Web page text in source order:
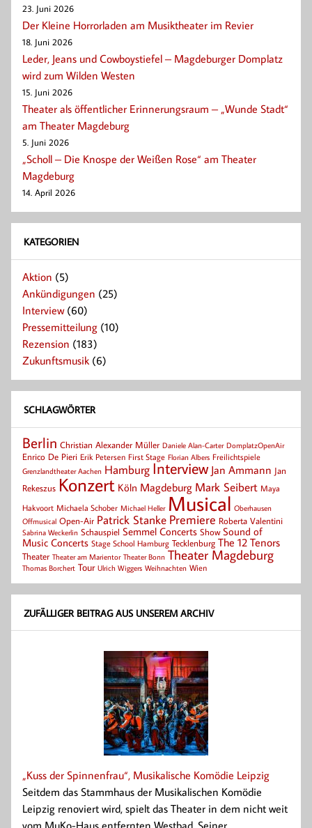
23. Juni 2026
Der Kleine Horrorladen am Musiktheater im Revier
18. Juni 2026
Leder, Jeans und Cowboystiefel – Magdeburger Domplatz
wird zum Wilden Westen
15. Juni 2026
Theater als öffentlicher Erinnerungsraum – „Wunde Stadt“
am Theater Magdeburg
5. Juni 2026
„Scholl – Die Knospe der Weißen Rose“ am Theater
Magdeburg
14. April 2026
KATEGORIEN
Aktion (5)
Ankündigungen (25)
Interview(60)
Pressemitteilung (10)
Rezension (183)
Zukunftsmusik(6)
SCHLAGWÖRTER
Berlin Christian Alexander Müller Daniele Alan-Carter DomplatzOpenAir
Enrico De Pieri Erik Petersen First Stage Florian Albers Freilichtspiele
Grenzlandtheater Aachen Hamburg Interview Jan Ammann Jan
Rekeszus Konzert Köln Magdeburg Mark Seibert Maya
Hakvoort Michaela Schober Michael Heller Musical Oberhausen
Offmusical Open-Air Patrick Stanke Premiere Roberta Valentini
Sabrina Weckerlin Schauspiel Semmel Concerts Show Sound of
Music Concerts Stage School Hamburg Tecklenburg The 12 Tenors
Theater Theater am Marientor Theater Bonn Theater Magdeburg
Thomas Borchert Tour Ulrich Wiggers Weihnachten Wien
ZUFÄLLIGER BEITRAG AUS UNSEREM ARCHIV
„Kuss der Spinnenfrau“, Musikalische Komödie Leipzig
Seitdem das Stammhaus der Musikalischen Komödie
Leipzig renoviert wird, spielt das Theater in dem nicht weit